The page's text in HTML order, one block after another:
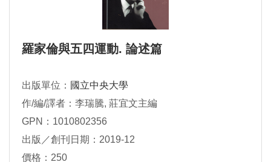
羅家倫與五四運動. 論述篇
出版單位： 國立中央大學
作/編/譯者：李瑞騰, 莊宜文主編
GPN：1010802356
出版／創刊日期：2019-12
價格：250